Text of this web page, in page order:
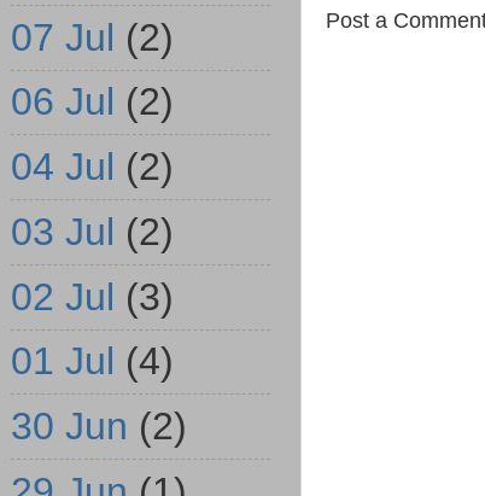
Post a
07 Jul (2)
06 Jul (2)
04 Jul (2)
03 Jul (2)
02 Jul (3)
01 Jul (4)
30 Jun (2)